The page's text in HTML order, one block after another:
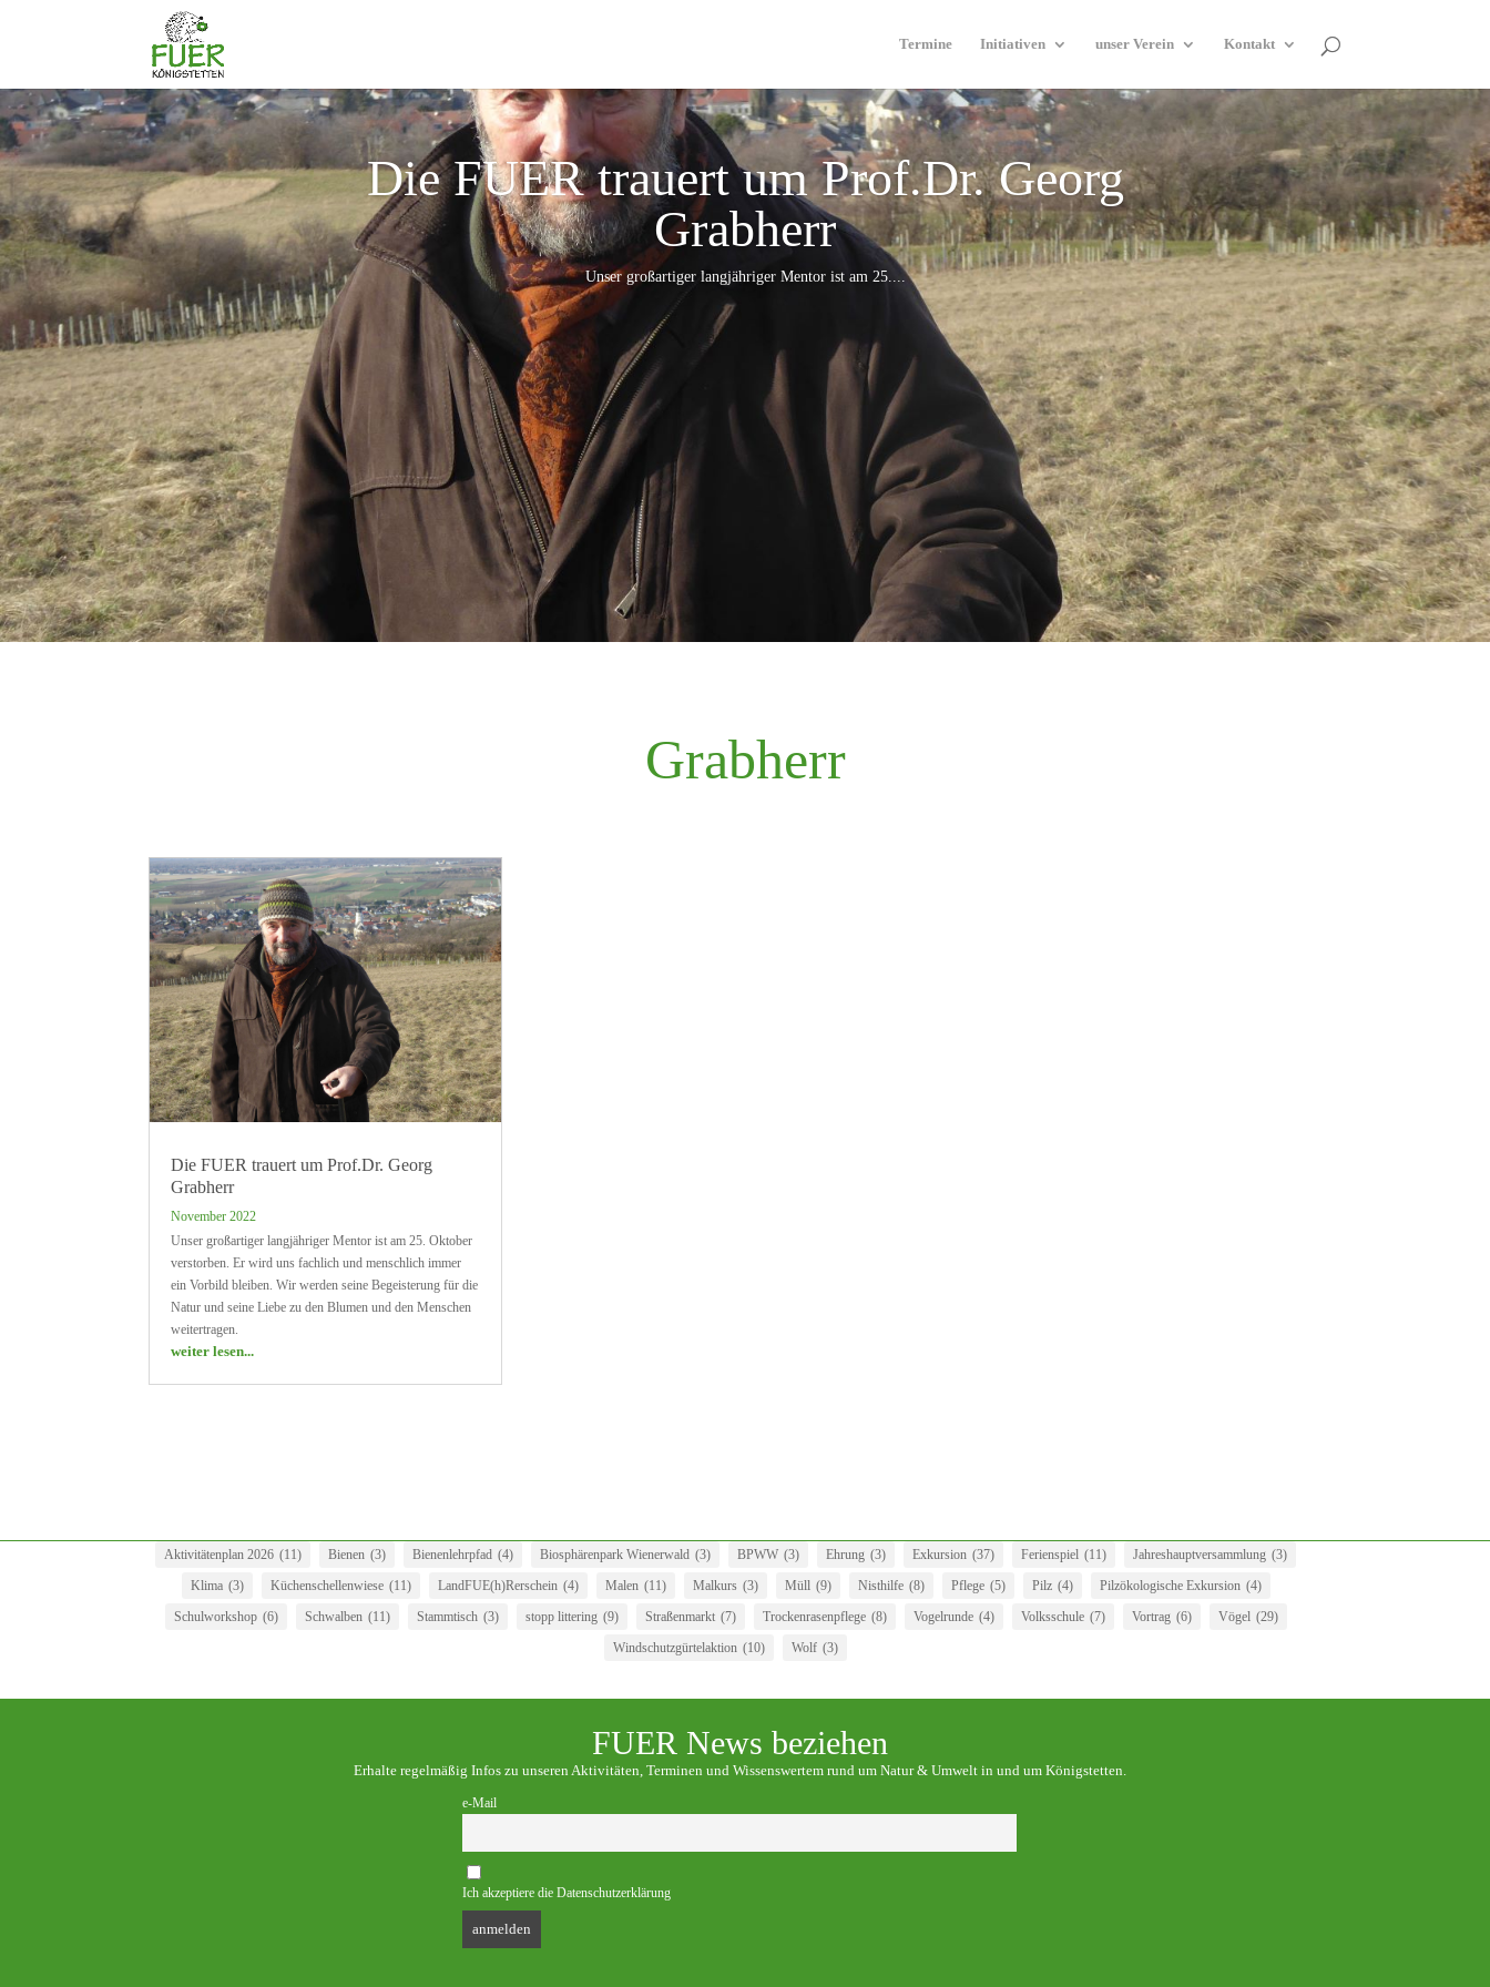
Termine Initiativen unser Verein Kontakt
Die FUER trauert um Prof.Dr. Georg
Grabherr
Unser großartiger langjähriger Mentor ist am 25....
Grabherr
Die FUER trauert um Prof.Dr. Georg
Grabherr
November 2022
Unser großartiger langjähriger Mentor ist am 25. Oktober
verstorben. Er wird uns fachlich und menschlich immer
ein Vorbild bleiben. Wir werden seine Begeisterung für die
Natur und seine Liebe zu den Blumen und den Menschen
weitertragen.
weiter lesen...
Aktivitätenplan 2026 (11) Bienen (3) Bienenlehrpfad (4) Biosphärenpark Wienerwald (3) BPWW (3) Ehrung (3) Exkursion (37) Ferienspiel (11) Jahreshauptversammlung (3)
Klima (3) Küchenschellenwiese (11) LandFUE(h)Rerschein (4) Malen (11) Malkurs (3) Müll (9) Nisthilfe (8) Pflege (5) Pilz (4) Pilzökologische Exkursion (4)
Schulworkshop (6) Schwalben (11) Stammtisch (3) stopp littering (9) Straßenmarkt (7) Trockenrasenpflege (8) Vogelrunde (4) Volksschule (7) Vortrag (6) Vögel (29)
Windschutzgürtelaktion (10) Wolf (3)
FUER News beziehen
Erhalte regelmäßig Infos zu unseren Aktivitäten, Terminen und Wissenswertem rund um Natur & Umwelt in und um Königstetten.
e-Mail
Ich akzeptiere die Datenschutzerklärung